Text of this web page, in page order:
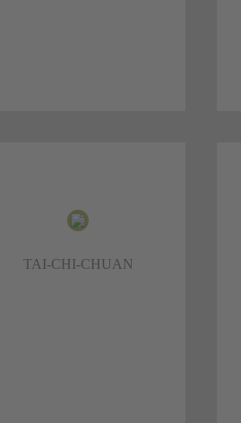
Massage ist neben Akupunktur,
Ernährungslehre und
der TCM.
TAI-CHI-CHUAN